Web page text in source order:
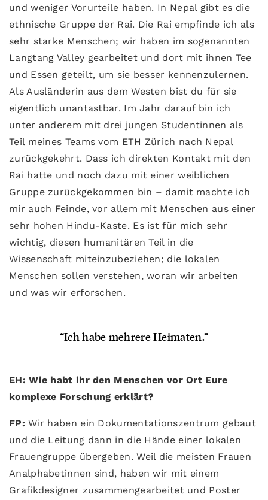
und weniger Vorurteile haben. In Nepal gibt es die
ethnische Gruppe der Rai. Die Rai empfinde ich als
sehr starke Menschen; wir haben im sogenannten
Langtang Valley gearbeitet und dort mit ihnen Tee
und Essen geteilt, um sie besser kennenzulernen.
Als Ausländerin aus dem Westen bist du für sie
eigentlich unantastbar. Im Jahr darauf bin ich
unter anderem mit drei jungen Studentinnen als
Teil meines Teams vom ETH Zürich nach Nepal
zurückgekehrt. Dass ich direkten Kontakt mit den
Rai hatte und noch dazu mit einer weiblichen
Gruppe zurückgekommen bin – damit machte ich
mir auch Feinde, vor allem mit Menschen aus einer
sehr hohen Hindu-Kaste. Es ist für mich sehr
wichtig, diesen humanitären Teil in die
Wissenschaft miteinzubeziehen; die lokalen
Menschen sollen verstehen, woran wir arbeiten
und was wir erforschen.
“Ich habe mehrere Heimaten.”
EH: Wie habt ihr den Menschen vor Ort Eure
komplexe Forschung erklärt?
FP:Wir haben ein Dokumentationszentrum gebaut
und die Leitung dann in die Hände einer lokalen
Frauengruppe übergeben. Weil die meisten Frauen
Analphabetinnen sind, haben wir mit einem
Grafikdesigner zusammengearbeitet und Poster